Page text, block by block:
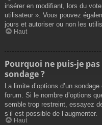
insérer en modifiant, lors du
utilisateur ». Vous pouvez
jours et autoriser ou non les
Haut
Pourquoi ne puis-je
sondage ?
La limite d’options d’un
forum. Si le nombre d’options
semble trop restreint, essayez
s’il est possible de l’augmenter.
Haut